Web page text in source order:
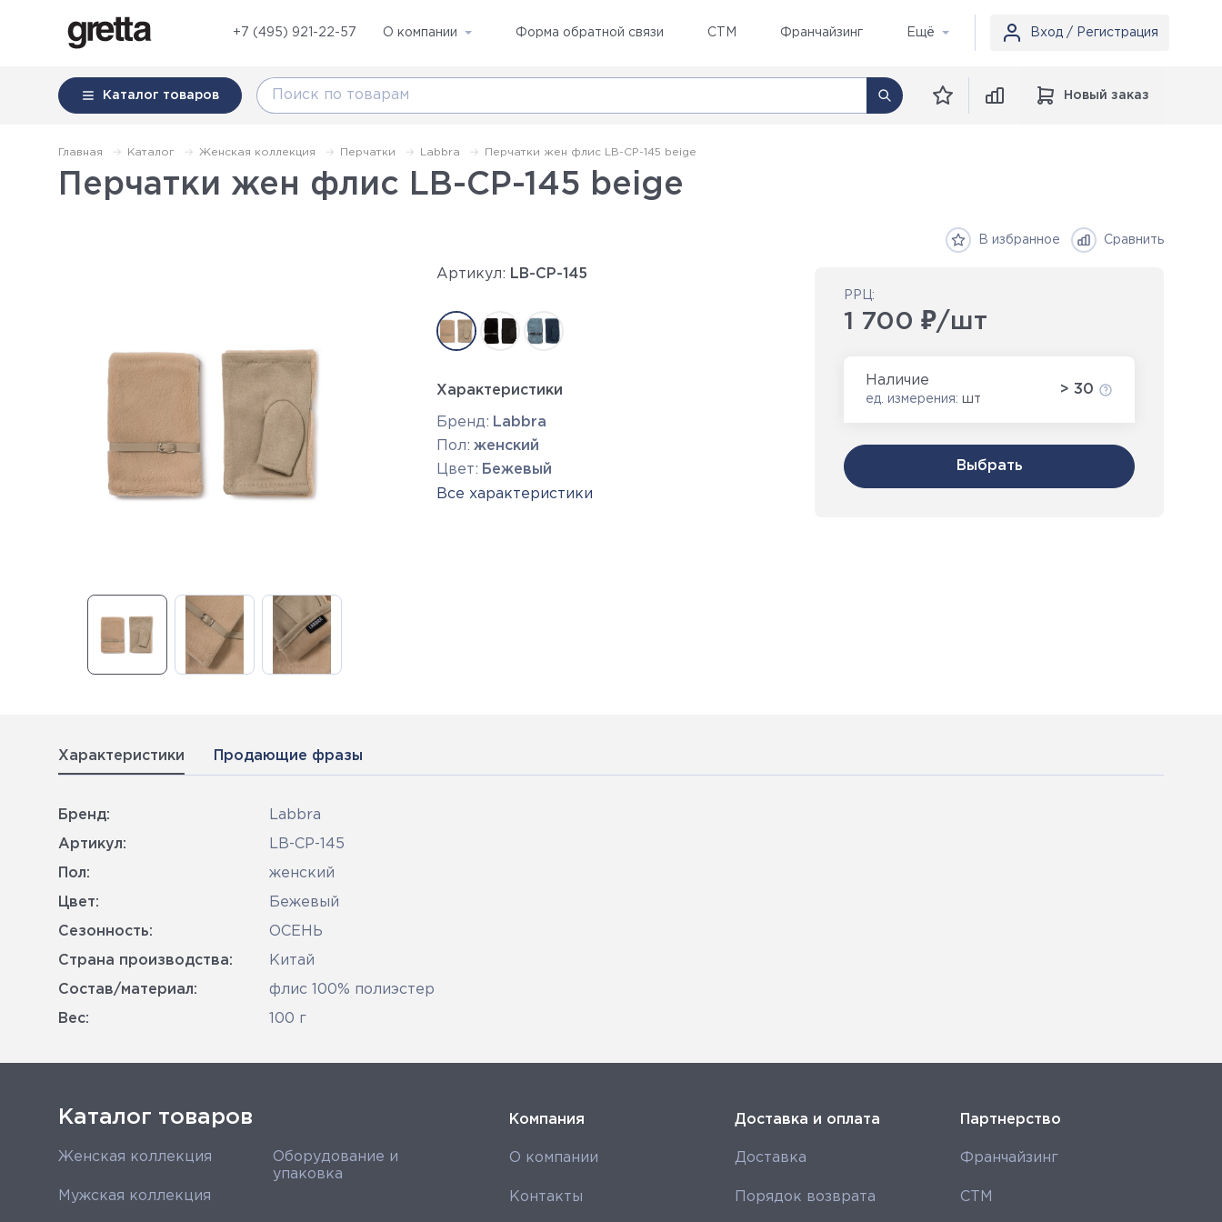
+7 (495) 921-22-57 О компании Форма обратной связи СТМ Франчайзинг Ещё Вход / Регистрация
Каталог товаров Новый заказ
Главная Каталог Женская коллекция Перчатки Labbra Перчатки жен флис LB-CP-145 beige
Перчатки жен флис LB-CP-145 beige
В избранное Сравнить
Артикул: LB-CP-145
Характеристики
Бренд: Labbra
Пол: женский
Цвет: Бежевый
Все характеристики
РРЦ:
1 700 ₽/шт
Наличие
ед. измерения: шт
> 30
Выбрать
Характеристики Продающие фразы
Бренд: Labbra
Артикул: LB-CP-145
Пол: женский
Цвет: Бежевый
Сезонность: ОСЕНЬ
Страна производства: Китай
Состав/материал: флис 100% полиэстер
Вес: 100 г
Каталог товаров
Женская коллекция
Мужская коллекция
Оборудование и
упаковка
Компания
О компании
Контакты
Доставка и оплата
Доставка
Порядок возврата
Партнерство
Франчайзинг
СТМ